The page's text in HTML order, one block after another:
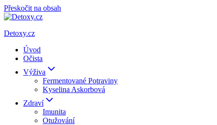
Přeskočit na obsah
Detoxy.cz
Úvod
Očista
Výživa
Fermentované Potraviny
Kyselina Askorbová
Zdraví
Imunita
Otužování